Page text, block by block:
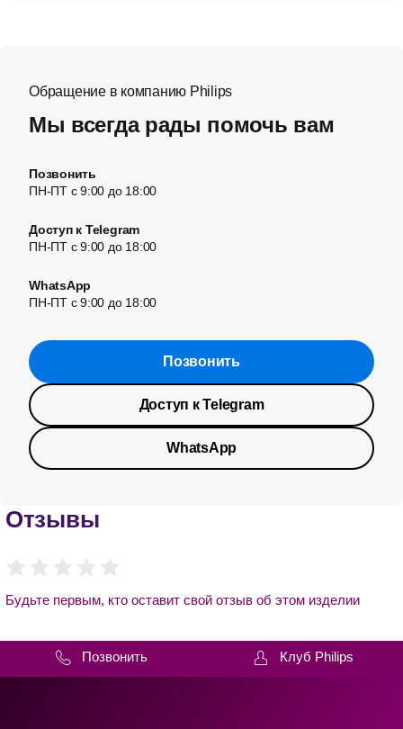
Обращение в компанию Philips
Мы всегда рады помочь вам
Позвонить
ПН-ПТ с 9:00 до 18:00
Доступ к Telegram
ПН-ПТ с 9:00 до 18:00
WhatsApp
ПН-ПТ с 9:00 до 18:00
Позвонить
Доступ к Telegram
WhatsApp
Отзывы
Будьте первым, кто оставит свой отзыв об этом изделии
Позвонить Клуб Philips